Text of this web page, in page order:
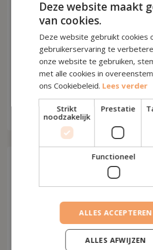
Deze website maakt
van cookies.
Deze website gebruikt cookies
gebruikerservaring te
onze website te gebruiken,
met alle cookies in
ons Cookiebeleid. Lees verder
Strikt
noodzakelijk
Prestatie
Functioneel
ALLES ACCEPTEREN
ALLES AFWIJZEN